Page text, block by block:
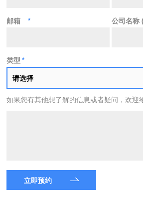
邮箱 * 公司名称
类型 *
请选择
如果您有其他想了解的信息或者疑问，欢迎
立即预约